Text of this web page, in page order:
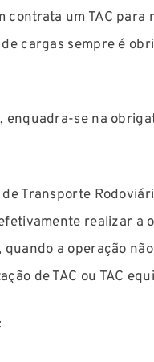
contrata um TAC para
cargas sempre é
enquadra-se na
de Transporte
realizar a
a operação
de TAC ou TAC